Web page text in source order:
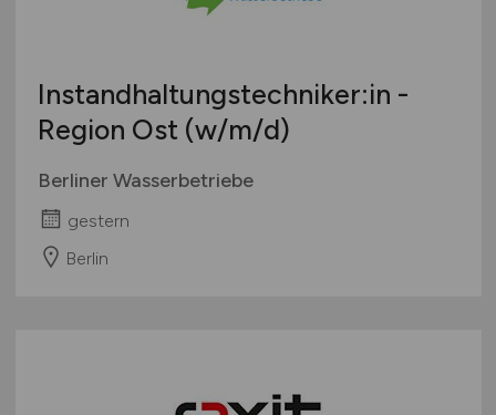
Instandhaltungstechniker:in -
Region Ost (w/m/d)
Berliner Wasserbetriebe
gestern
Berlin